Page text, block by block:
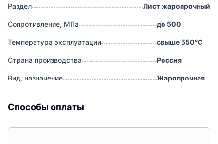
Раздел Лист жаропрочный
Сопротивление, МПа до 500
Температура эксплуатации свыше 550°С
Страна производства Россия
Вид, назначение Жаропрочная
Способы оплаты